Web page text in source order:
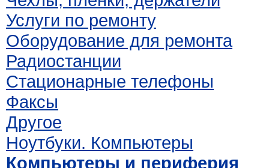
Услуги по ремонту
Оборудование для ремонта
Радиостанции
Стационарные телефоны
Факсы
Другое
Ноутбуки. Компьютеры
Компьютеры и периферия